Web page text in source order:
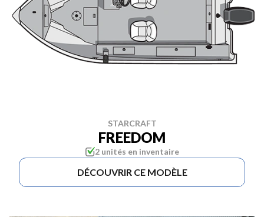
STARCRAFT
FREEDOM
2 unités en inventaire
DÉCOUVRIR CE MODÈLE